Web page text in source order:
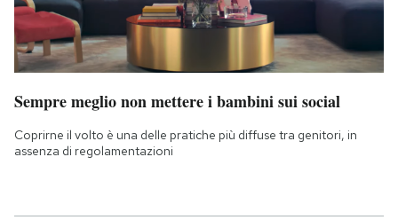
Sempre meglio non mettere i bambini sui social
Coprirne il volto è una delle pratiche più diffuse tra genitori, in
assenza di regolamentazioni